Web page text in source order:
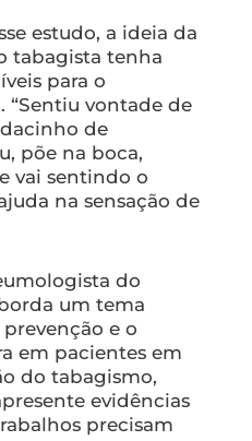
estudo, a ideia da
tabagista tenha
para o
“Sentiu vontade de
de
põe na boca,
vai sentindo o
na sensação de
do
um tema
e o
em pacientes em
do tabagismo,
evidências
precisam